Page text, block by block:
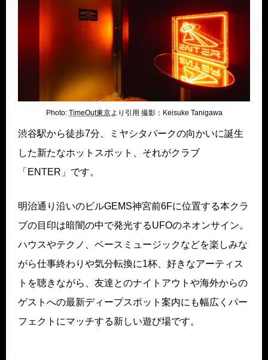
Photo: TimeOut東京より引用 撮影：Keisuke Tanigawa
渋谷駅から徒歩7分、ミヤシタパークの向かいに誕生
した新たなホットスポット、それがクラブ
「ENTER」です。
明治通り沿いのビルGEMS神宮前6Fに位置する本クラ
ブの目印は暗闇の中で発光するUFOのネオンサイン。
ハウスやテクノ、ベースミュージックなどを楽しみな
がら仕事終わりや気分転換に1杯、好きなアーティス
トを聴きながら、友達とのナイトアウトや海外からの
ゲストへの最新ディープスポット案内にも幅広くパー
フェクトにマッチする新しい遊び場です。